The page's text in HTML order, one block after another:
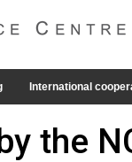
International
the